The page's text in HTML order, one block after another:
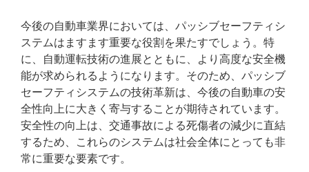
今後の自動車業界においては、パッシブセーフティシ
ステムはますます重要な役割を果たすでしょう。特
に、自動運転技術の進展とともに、より高度な安全機
能が求められるようになります。そのため、パッシブ
セーフティシステムの技術革新は、今後の自動車の安
全性向上に大きく寄与することが期待されています。
安全性の向上は、交通事故による死傷者の減少に直結
するため、これらのシステムは社会全体にとっても非
常に重要な要素です。